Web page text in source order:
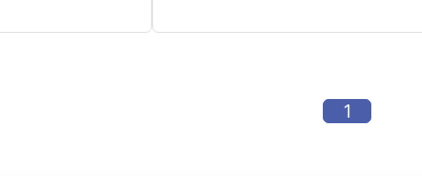
1